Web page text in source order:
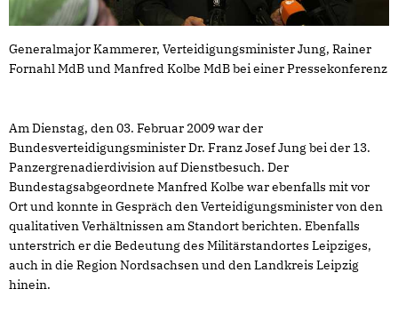
Generalmajor Kammerer, Verteidigungsminister Jung, Rainer
Fornahl MdB und Manfred Kolbe MdB bei einer Pressekonferenz
Am Dienstag, den 03. Februar 2009 war der
Bundesverteidigungsminister Dr. Franz Josef Jung bei der 13.
Panzergrenadierdivision auf Dienstbesuch. Der
Bundestagsabgeordnete Manfred Kolbe war ebenfalls mit vor
Ort und konnte in Gespräch den Verteidigungsminister von den
qualitativen Verhältnissen am Standort berichten. Ebenfalls
unterstrich er die Bedeutung des Militärstandortes Leipziges,
auch in die Region Nordsachsen und den Landkreis Leipzig
hinein.